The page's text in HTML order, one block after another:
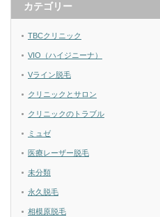
カテゴリー
TBCクリニック
VIO（ハイジニーナ）
Vライン脱毛
クリニックとサロン
クリニックのトラブル
ミュゼ
医療レーザー脱毛
未分類
永久脱毛
相模原脱毛